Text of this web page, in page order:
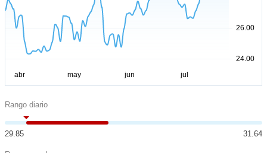
Rango diario
29.85 31.64